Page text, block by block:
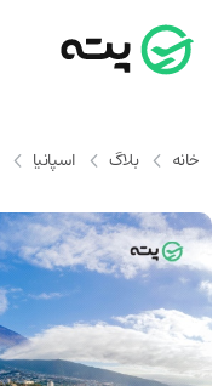
خانه بلاگ اسپانیا